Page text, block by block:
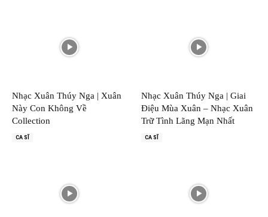
Nhạc Xuân Thúy Nga | Xuân
Này Con Không Về
Collection
CA SĨ
Nhạc Xuân Thúy Nga | Giai
Điệu Mùa Xuân – Nhạc Xuân
Trữ Tình Lãng Mạn Nhất
CA SĨ